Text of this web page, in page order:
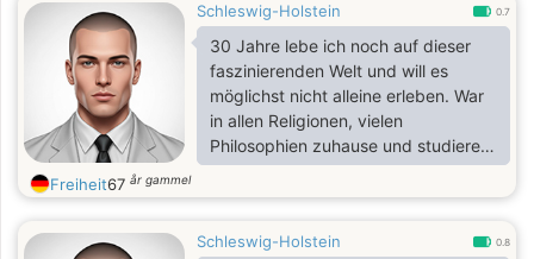
Schleswig-Holstein 0.7
30 Jahre lebe ich noch auf dieser
faszinierenden Welt und will es
möglichst nicht alleine erleben. War
in allen Religionen, vielen
Philosophien zuhause und studiere
jetzt oft theor. Physik. Liebe die
Kommunikation, Begegnung mit den
altruistisches Streben, denn es muß
Freiheit67 år gammel
Schleswig-Holstein 0.8